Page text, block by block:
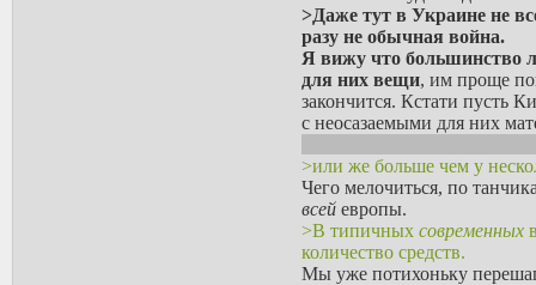
>Даже тут в Украине не
разу не обычная война.
Я вижу что большинство
для них вещи, им проще
закончится. Кстати пусть
с неосазаемыми для них
>или же больше чем у
Чего мелочиться, по
всей европы.
>В типичных современных
количество средств.
Мы уже потихоньку